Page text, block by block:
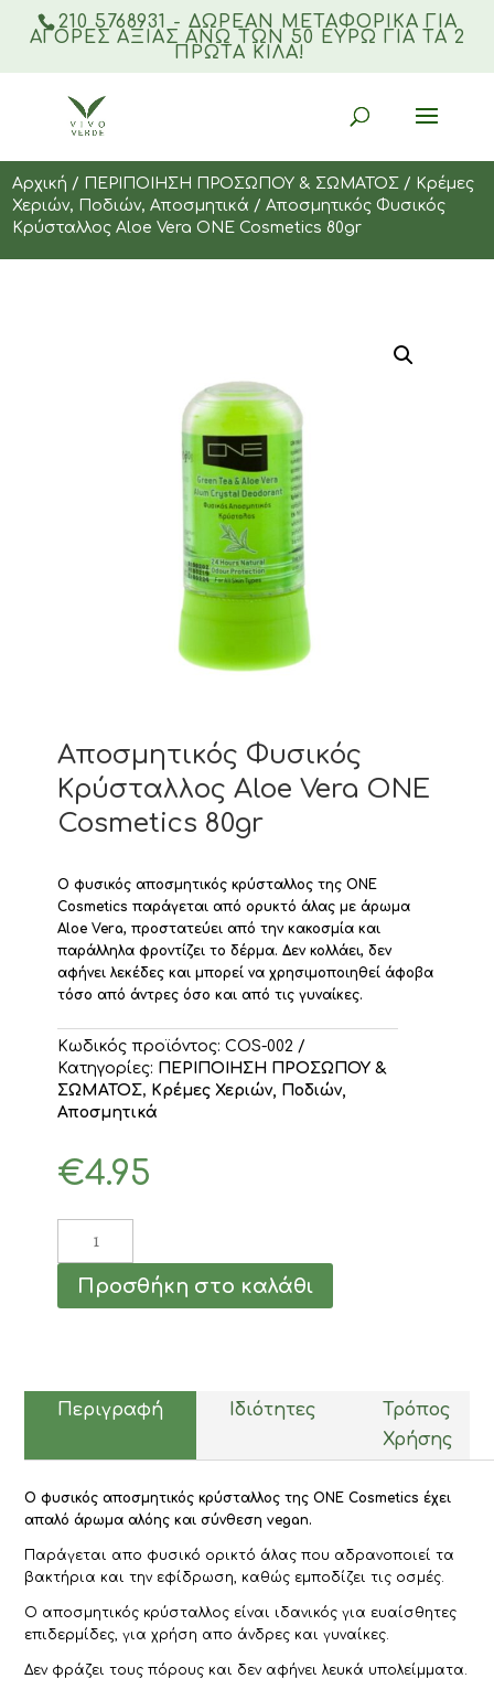
210 5768931 - ΔΩΡΕΑΝ ΜΕΤΑΦΟΡΙΚΆ ΓΙΑ
ΑΓΟΡΈΣ ΑΞΊΑΣ ΆΝΩ ΤΩΝ 50 ΕΥΡΏ ΓΙΑ ΤΑ 2
ΠΡΏΤΑ ΚΙΛΆ!
Αρχική / ΠΕΡΙΠΟΙΗΣΗ ΠΡΟΣΩΠΟΥ & ΣΩΜΑΤΟΣ / Κρέμες
Χεριών, Ποδιών, Αποσμητικά / Αποσμητικός Φυσικός
Κρύσταλλος Aloe Vera ONE Cosmetics 80gr
Αποσμητικός Φυσικός
Κρύσταλλος Aloe Vera ONE
Cosmetics 80gr
Ο φυσικός αποσμητικός κρύσταλλος της ONE
Cosmetics παράγεται από ορυκτό άλας με άρωμα
Aloe Vera, προστατεύει από την κακοσμία και
παράλληλα φροντίζει το δέρμα. Δεν κολλάει, δεν
αφήνει λεκέδες και μπορεί να χρησιμοποιηθεί άφοβα
τόσο από άντρες όσο και από τις γυναίκες.
Κωδικός προϊόντος:COS-002
Κατηγορίες: ΠΕΡΙΠΟΙΗΣΗ ΠΡΟΣΩΠΟΥ &
ΣΩΜΑΤΟΣ, Κρέμες Χεριών, Ποδιών,
Αποσμητικά
€4.95
Φυσικός
Κρύσταλλος
Aloe
ποσότητα
Προσθήκη στο καλάθι
Περιγραφή Ιδιότητες
Τρόπος
Χρήσης
Ο φυσικός αποσμητικός κρύσταλλος της ONE Cosmetics έχει
απαλό άρωμα αλόης καισύνθεση vegan.
Παράγεται απο φυσικό ορικτό άλας που αδρανοποιεί τα
βακτήρια και την εφίδρωση, καθώς εμποδίζει τις οσμές.
Ο αποσμητικός κρύσταλλος είναι ιδανικός για ευαίσθητες
επιδερμίδες, για χρήση απο άνδρες και γυναίκες.
Δεν φράζει τους πόρους και δεν αφήνει λευκά υπολείμματα.